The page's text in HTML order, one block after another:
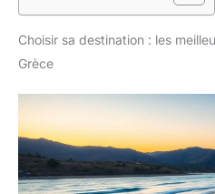
Choisir sa destination : les
Grèce